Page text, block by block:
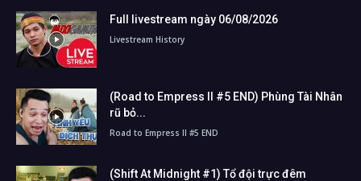
Full livestream ngày 06/08/2026
Livestream History
(Road to Empress II #5 END) Phùng Tài Nhân
rũ bỏ...
Road to Empress II #5 END
(Shift At Midnight #1) Tổ đội trực đêm